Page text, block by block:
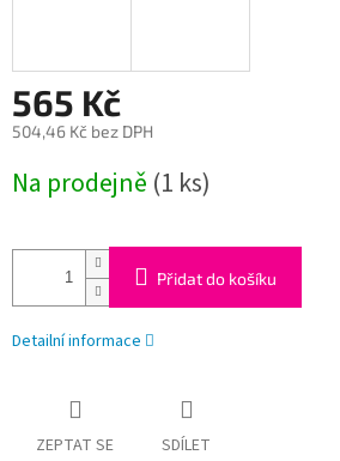
565 Kč
504,46 Kč bez DPH
cena:
Na prodejně (1 ks)
Přidat do košíku
Detailní informace
ZEPTAT SE SDÍLET